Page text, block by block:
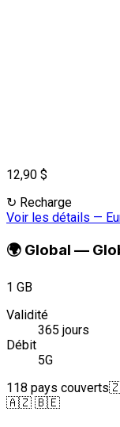
12,90 $
↻ Recharge
Voir les détails —
🌍 Global —
1 GB
Validité
365 jours
Débit
5G
118 pays couverts
🇦🇿 🇧🇪